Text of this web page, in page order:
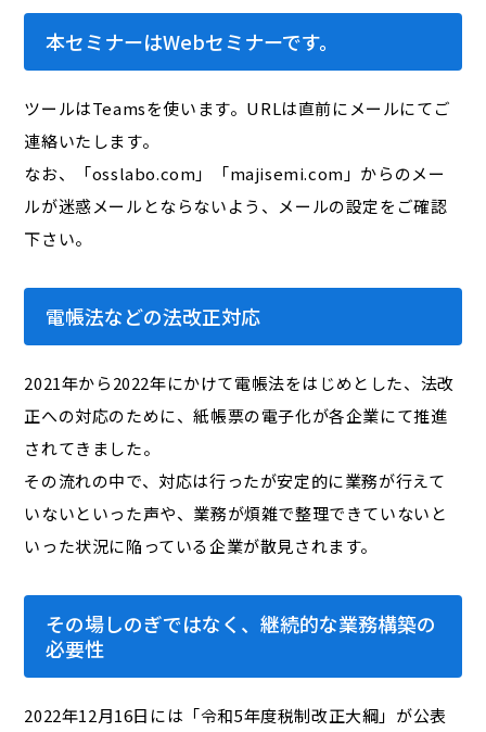
本セミナーはWebセミナーです。
ツールはTeamsを使います。URLは直前にメールにてご
連絡いたします。
なお、「osslabo.com」「majisemi.com」からのメー
ルが迷惑メールとならないよう、メールの設定をご確認
下さい。
電帳法などの法改正対応
2021年から2022年にかけて電帳法をはじめとした、法改
正への対応のために、紙帳票の電子化が各企業にて推進
されてきました。
その流れの中で、対応は行ったが安定的に業務が行えて
いないといった声や、業務が煩雑で整理できていないと
いった状況に陥っている企業が散見されます。
その場しのぎではなく、継続的な業務構築の
必要性
2022年12月16日には「令和5年度税制改正大綱」が公表